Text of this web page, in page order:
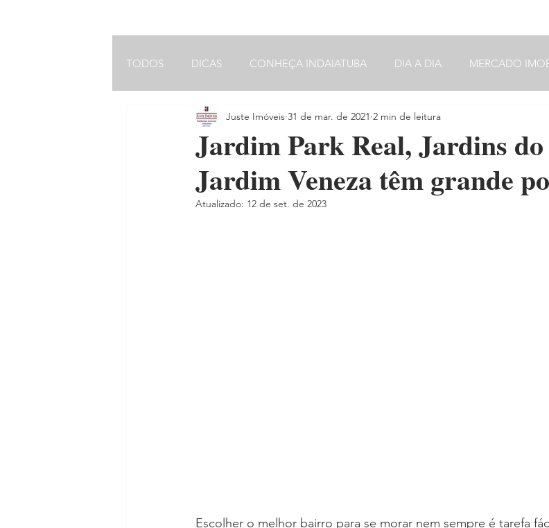
TODOS DICAS CONHEÇA INDAIATUBA DIA A DIA MERCADO
ARQUITETURA
Jardim Park Real, Jardins
Jardim Veneza têm grande
Juste Imóveis 31 de mar. de 2021 2 min de leitura
Atualizado: 12 de set. de 2023
Escolher o melhor bairro para se morar nem sempre é tarefa